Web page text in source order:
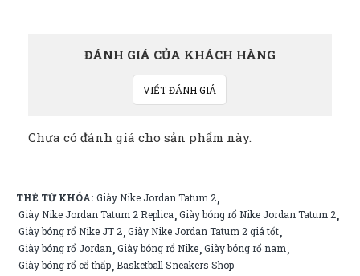
ĐÁNH GIÁ CỦA KHÁCH HÀNG
VIẾT ĐÁNH GIÁ
Chưa có đánh giá cho sản phẩm này.
THẺ TỪ KHÓA: Giày Nike Jordan Tatum 2,
Giày Nike Jordan Tatum 2 Replica,Giày bóng rổ Nike Jordan Tatum 2,
Giày bóng rổ Nike JT 2,Giày Nike Jordan Tatum 2 giá tốt,
Giày bóng rổ Jordan,Giày bóng rổ Nike,Giày bóng rổ nam,
Giày bóng rổ cổ thấp,Basketball Sneakers Shop